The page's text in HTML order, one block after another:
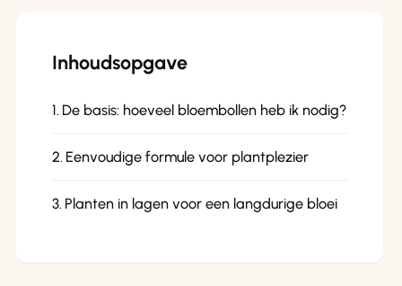
Inhoudsopgave
De basis: hoeveel bloembollen heb ik nodig?
Eenvoudige formule voor plantplezier
Planten in lagen voor een langdurige bloei